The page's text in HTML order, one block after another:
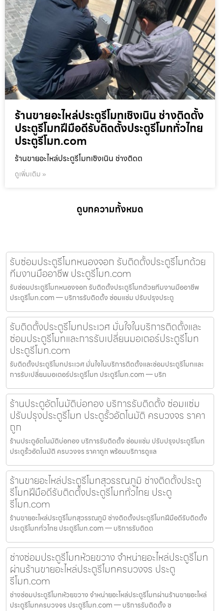
ร้านขายอะไหล่ประตูรีโมทเชิงเนิน ช่างติดตั้ง
ประตูรีโมทฝีมือดีรับติดตั้งประตูรีโมททั่วไทย
ประตูรีโมท.com
ร้านขายอะไหล่ประตูรีโมทเชิงเนิน ช่างติดต
ดูเพิ่มเติม »
ดูบทความทั้งหมด
รับซ่อมประตูรีโมทหนองจอก รับติดตั้งประตูรีโมทด้วย
ทีมงานมืออาชีพ ประตูรีโมท.com
รับซ่อมประตูรีโมทหนองจอก รับติดตั้งประตูรีโมทด้วยทีมงานมืออาชีพ
ประตูรีโมท.com — บริการรับติดตั้ง ซ่อมแซ่ม ปรับปรุงประตู
รับติดตั้งประตูรีโมทประเวศ มั่นใจในบริการติดตั้งและ
ซ่อมประตูรีโมทและการรับเปลี่ยนมอเตอร์ประตูรีโมท
ประตูรีโมท.com
รับติดตั้งประตูรีโมทประเวศ มั่นใจในบริการติดตั้งและซ่อมประตูรีโมทและ
การรับเปลี่ยนมอเตอร์ประตูรีโมท ประตูรีโมท.com — บริก
ร้านประตูอัตโนมัติบ่อทอง บริการรับติดตั้ง ซ่อมแซ่ม
ปรับปรุงประตูรีโมท ประตูรั้วอัตโนมัติ ครบวงจร ราคา
ถูก
ร้านประตูอัตโนมัติบ่อทอง บริการรับติดตั้ง ซ่อมแซ่ม ปรับปรุงประตูรีโมท
ประตูรั้วอัตโนมัติ ครบวงจร ราคาถูก พร้อมบริการดูแล
ร้านขายอะไหล่ประตูรีโมทสุวรรณภูมิ ช่างติดตั้งประตู
รีโมทฝีมือดีรับติดตั้งประตูรีโมททั่วไทย ประตู
รีโมท.com
ร้านขายอะไหล่ประตูรีโมทสุวรรณภูมิ ช่างติดตั้งประตูรีโมทฝีมือดีรับติดตั้ง
ประตูรีโมททั่วไทย ประตูรีโมท.com — บริการรับติดต
ช่างซ่อมประตูรีโมทห้วยขวาง จำหน่ายอะไหล่ประตูรีโมท
ผ่านร้านขายอะไหล่ประตูรีโมทครบวงจร ประตู
รีโมท.com
ช่างซ่อมประตูรีโมทห้วยขวาง จำหน่ายอะไหล่ประตูรีโมทผ่านร้านขายอะไหล่
ประตูรีโมทครบวงจร ประตูรีโมท.com — บริการรับติดตั้ง ซ